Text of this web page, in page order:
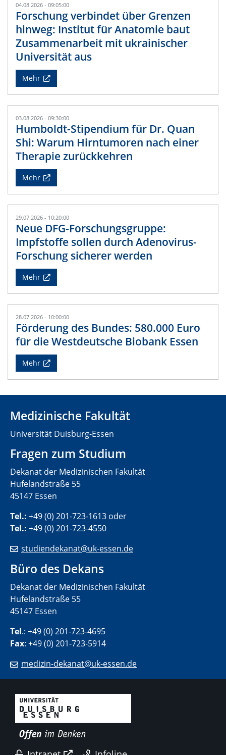
04.08.2026 - 09:05:00
Forschung verbindet über Grenzen
hinweg: Institut für Anatomie baut
Zusammenarbeit mit ukrainischer
Universität aus
Mehr
03.08.2026 - 09:30:00
Humboldt-Stipendium für Dr. Quan
Shi: Warum Hirntumoren nach einer
Therapie zurückkehren
Mehr
29.07.2026 - 10:20:00
Neue DFG-Forschungsgruppe:
Impfstoffe sollen durch Adenovirus-
Forschung sicherer werden
Mehr
28.07.2026 - 10:00:00
Förderung des Bundes: 580.000 Euro
für die Westdeutsche Biobank Essen
Mehr
Medizinische Fakultät
Universität Duisburg-Essen
Fragen zum Studium
Dekanat der Medizinischen Fakultät
Hufelandstraße 55
45147 Essen
Tel.: +49 (0) 201-723-1613 oder
Tel.: +49 (0) 201-723-4550
studiendekanat@uk-essen.de
Büro des Dekans
Dekanat der Medizinischen Fakultät
Hufelandstraße 55
45147 Essen
Tel.: +49 (0) 201-723-4695
Fax: +49 (0) 201-723-5914
medizin-dekanat@uk-essen.de